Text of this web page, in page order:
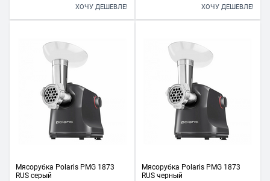
ХОЧУ ДЕШЕВЛЕ! ХОЧУ ДЕШЕВЛЕ!
Мясорубка Polaris PMG 1873
RUS серый
Мясорубка Polaris PMG 1873
RUS черный